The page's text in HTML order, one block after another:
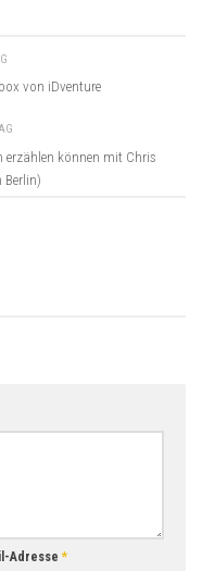
von iDventure
erzählen können mit Chris
Berlin)
Adresse*